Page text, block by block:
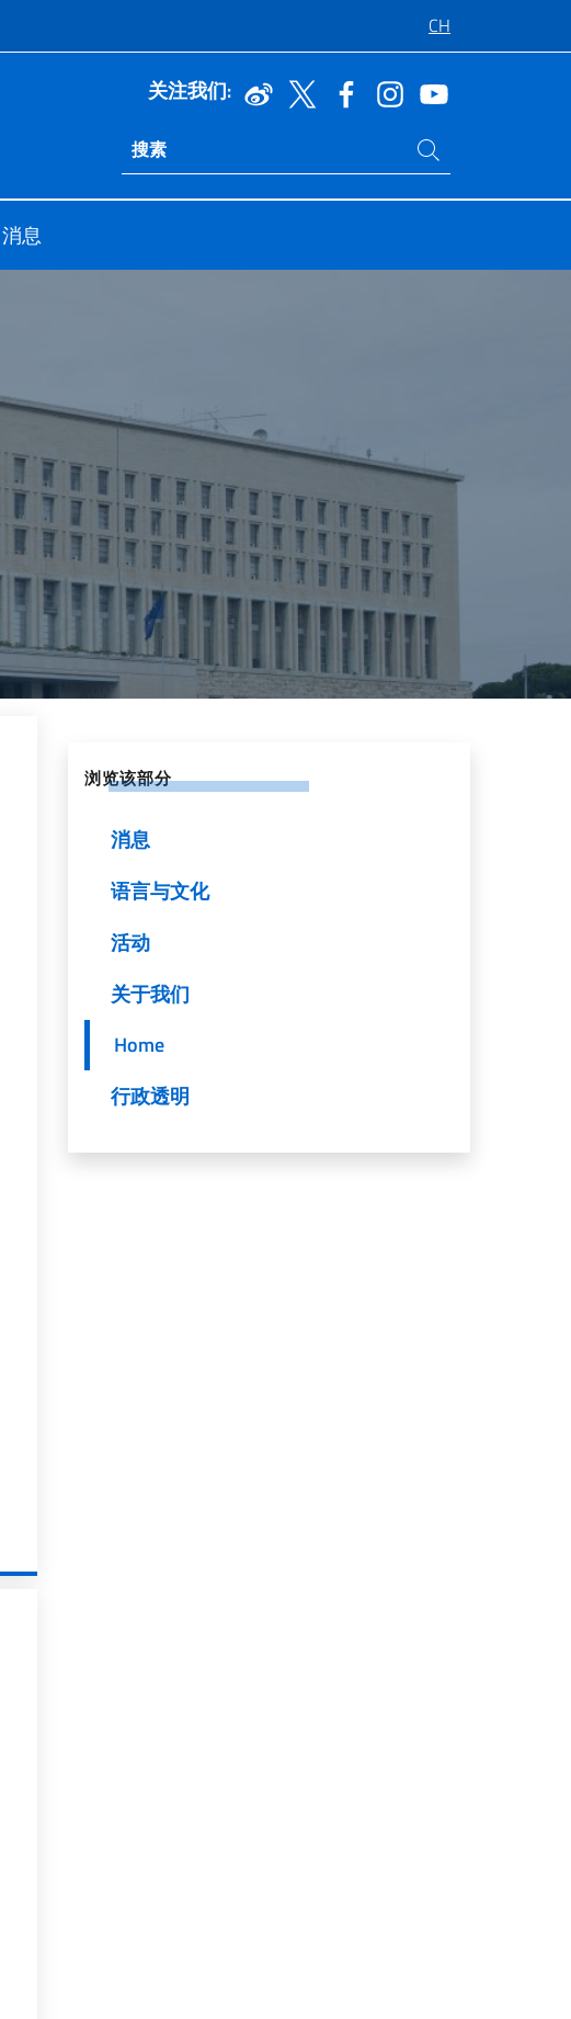
CH
关注我们:
Ricerca sito live
在网站中搜索
消息
浏览该部分
消息
语言与文化
活动
关于我们
Home
行政透明